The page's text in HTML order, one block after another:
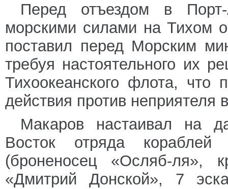
Перед отъездом в
морскими силами на Тихом
поставил перед Морским
требуя настоятельного их
Тихоокеанского флота, что
действия против
Макаров настаивал на
Восток отряда кораблей
(броненосец «Осляб-ля»,
«Дмитрий Донской», 7